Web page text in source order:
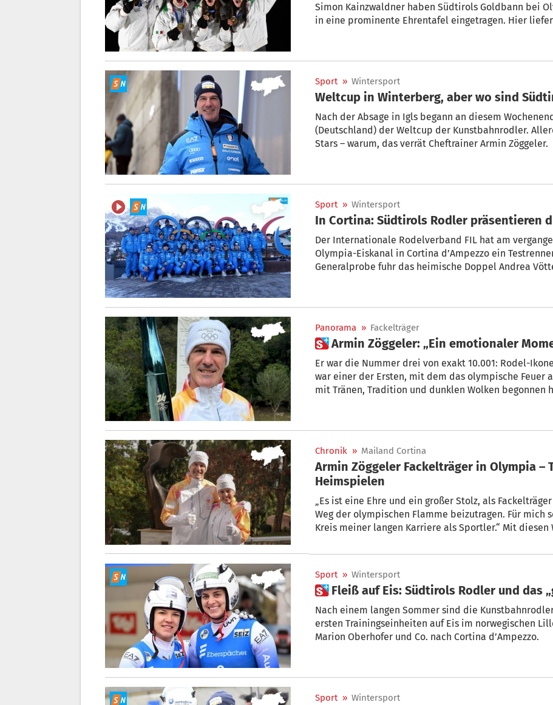
Simon Kainzwaldner haben Südtirols Goldbann bei
in eine prominente Ehrentafel eingetragen. Hier
Sport » Wintersport
Weltcup in Winterberg, aber wo sind
Nach der Absage in Igls begann an diesem
(Deutschland) der Weltcup der Kunstbahnrodler.
Stars – warum, das verrät Cheftrainer Armin Zöggeler.
Sport » Wintersport
In Cortina: Südtirols Rodler präsentieren
Der Internationale Rodelverband FIL hat am
Olympia-Eiskanal in Cortina d’Ampezzo ein
Generalprobe fuhr das heimische Doppel Andrea
dennoch guter Dinge, während Verena Hofer und
Kamera vorort und hat die Südtiroler Kufen-Stars
Panorama » Fackelträger
 Armin Zöggeler: „Ein emotionaler
Er war die Nummer drei von exakt 10.001: Rodel-
war einer der Ersten, mit dem das olympische Feuer
mit Tränen, Tradition und dunklen Wolken begonnen
Chronik » Mailand Cortina
Armin Zöggeler Fackelträger in Olympia –
Heimspielen
„Es ist eine Ehre und ein großer Stolz, als
Weg der olympischen Flamme beizutragen. Für
Kreis meiner langen Karriere als Sportler.“ Mit
Flamme. Die Zeremonie fand am gestrigen Mittwoch
die Olympischen Spiele vor fast 3000 Jahren
Sport » Wintersport
 Fleiß auf Eis: Südtirols Rodler und das
Nach einem langen Sommer sind die
ersten Trainingseinheiten auf Eis im norwegischen
Marion Oberhofer und Co. nach Cortina d’Ampezzo.
Sport » Wintersport